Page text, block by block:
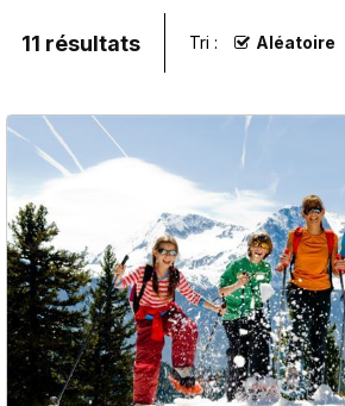
11 résultats Tri : Aléatoire